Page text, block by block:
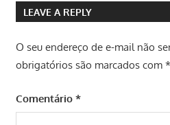
LEAVE A REPLY
O seu endereço de e-mail não
obrigatórios são marcados com *
Comentário *